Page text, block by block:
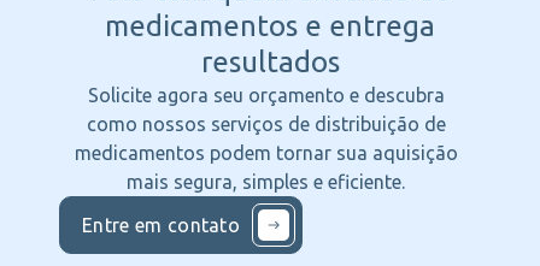
medicamentos e entrega
resultados
Solicite agora seu orçamento e descubra
como nossos serviços de distribuição de
medicamentos podem tornar sua aquisição
mais segura, simples e eficiente.
Entre em contato